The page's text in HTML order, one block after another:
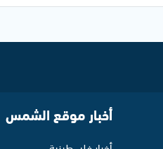
أخبار موقع الشمس